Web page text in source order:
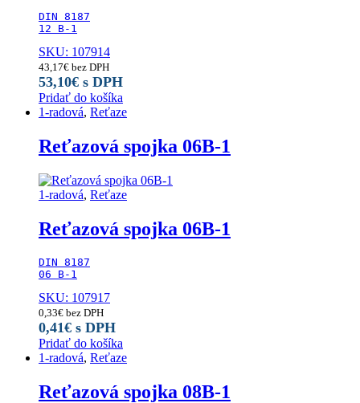
DIN 8187
12 B-1
SKU: 107914
43,17€ bez DPH
53,10€ s DPH
Pridať do košíka
1-radová, Reťaze
Reťazová spojka 06B-1
1-radová, Reťaze
Reťazová spojka 06B-1
DIN 8187
06 B-1
SKU: 107917
0,33€ bez DPH
0,41€ s DPH
Pridať do košíka
1-radová, Reťaze
Reťazová spojka 08B-1